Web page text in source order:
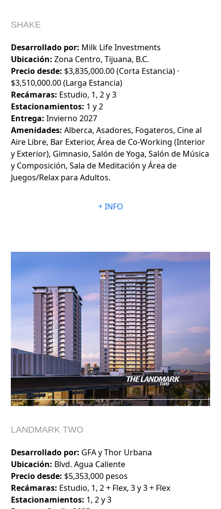
SHAKE
Desarrollado por: Milk Life Investments
Ubicación: Zona Centro, Tijuana, B.C.
Precio desde: $3,835,000.00 (Corta Estancia) ·
$3,510,000.00 (Larga Estancia)
Recámaras: Estudio, 1, 2 y 3
Estacionamientos: 1 y 2
Entrega: Invierno 2027
Amenidades: Alberca, Asadores, Fogateros, Cine al
Aire Libre, Bar Exterior, Área de Co-Working (Interior
y Exterior), Gimnasio, Salón de Yoga, Salón de Música
y Composición, Sala de Meditación y Área de
Juegos/Relax para Adultos.
+ INFO
LANDMARK TWO
Desarrollado por: GFA y Thor Urbana
Ubicación: Blvd. Agua Caliente
Precio desde: $5,353,000 pesos
Recámaras: Estudio, 1, 2 + Flex, 3 y 3 + Flex
Estacionamientos: 1, 2 y 3